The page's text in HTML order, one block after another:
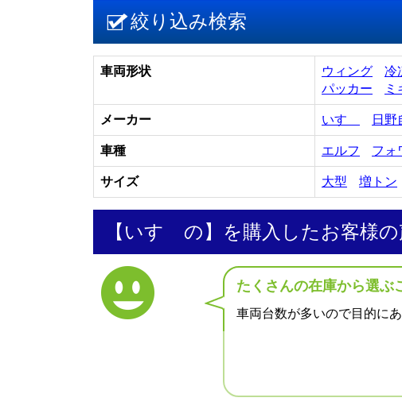
絞り込み検索
車両形状 ウィング 冷
パッカー
ミ
メーカー いすゞ 日野
車種 エルフ フォ
サイズ 大型 増トン
【いすゞの】を購入したお客様
たくさんの在庫から選ぶ
車両台数が多いので目的に